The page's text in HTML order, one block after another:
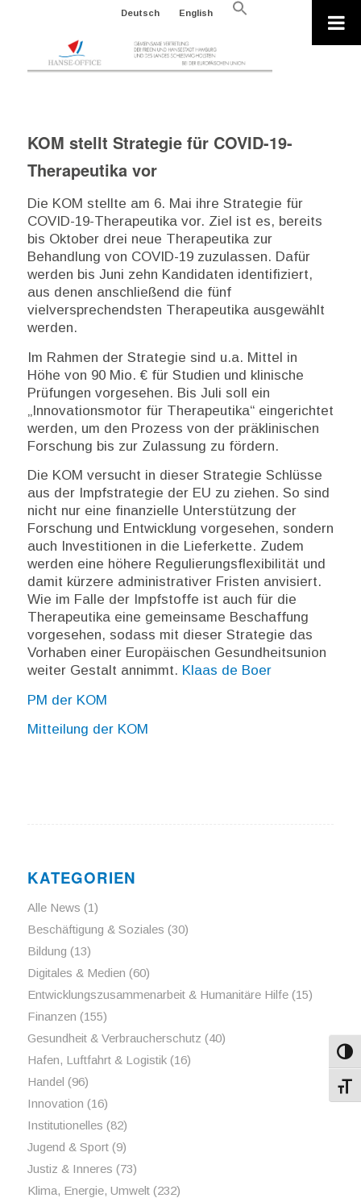
Deutsch English
Search
KOM stellt Strategie für COVID-19-
Therapeutika vor
Die KOM stellte am 6. Mai ihre Strategie für
COVID-19-Therapeutika vor. Ziel ist es, bereits
bis Oktober drei neue Therapeutika zur
Behandlung von COVID-19 zuzulassen. Dafür
werden bis Juni zehn Kandidaten identifiziert,
aus denen anschließend die fünf
vielversprechendsten Therapeutika ausgewählt
werden.
Im Rahmen der Strategie sind u.a. Mittel in
Höhe von 90 Mio. € für Studien und klinische
Prüfungen vorgesehen. Bis Juli soll ein
„Innovationsmotor für Therapeutika“ eingerichtet
werden, um den Prozess von der präklinischen
Forschung bis zur Zulassung zu fördern.
Die KOM versucht in dieser Strategie Schlüsse
aus der Impfstrategie der EU zu ziehen. So sind
nicht nur eine finanzielle Unterstützung der
Forschung und Entwicklung vorgesehen, sondern
auch Investitionen in die Lieferkette. Zudem
werden eine höhere Regulierungsflexibilität und
damit kürzere administrativer Fristen anvisiert.
Wie im Falle der Impfstoffe ist auch für die
Therapeutika eine gemeinsame Beschaffung
vorgesehen, sodass mit dieser Strategie das
Vorhaben einer Europäischen Gesundheitsunion
weiter Gestalt annimmt. Klaas de Boer
PM der KOM
Mitteilung der KOM
KATEGORIEN
Alle News (1)
Beschäftigung & Soziales (30)
Bildung (13)
Digitales & Medien (60)
Entwicklungszusammenarbeit & Humanitäre Hilfe(15)
Finanzen (155)
Gesundheit & Verbraucherschutz (40)
Hafen, Luftfahrt & Logistik(16)
Handel (96)
Innovation (16)
Institutionelles (82)
Jugend & Sport(9)
Justiz & Inneres (73)
Klima, Energie, Umwelt(232)